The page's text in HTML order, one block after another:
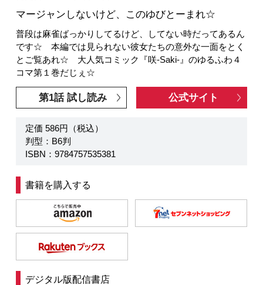
マージャンしないけど、このゆびとーまれ☆
普段は麻雀ばっかりしてるけど、してない時だってあるん
です☆ 本編では見られない彼女たちの意外な一面をとく
とご覧あれ☆ 大人気コミック『咲-Saki-』のゆるふわ４
コマ第１巻だじぇ☆
第1話 試し読み 公式サイト
定価 586円（税込）
判型：B6判
ISBN：9784757535381
書籍を購入する
デジタル版配信書店